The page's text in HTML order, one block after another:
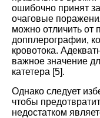
ошибочно принят
очаговые
можно отличить от
допплерографии,
кровотока.
важное значение
катетера [5].
Однако следует
чтобы
недостатком